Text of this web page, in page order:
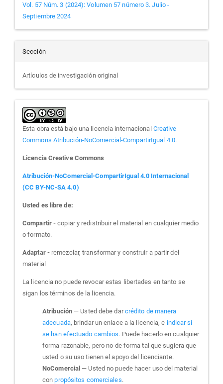
Vol. 57 Núm. 3 (2024): Volumen 57 número 3. Julio -
Septiembre 2024
Sección
Artículos de investigación original
Esta obra está bajo una licencia internacional Creative
Commons Atribución-NoComercial-CompartirIgual 4.0.
Licencia Creative Commons
Atribución-NoComercial-CompartirIgual 4.0 Internacional
(CC BY-NC-SA 4.0)
Usted es libre de:
Compartir -copiar y redistribuir el material en cualquier medio
o formato.
Adaptar -remezclar, transformar y construir a partir del
material
La licencia no puede revocar estas libertades en tanto se
sigan los términos de la licencia.
Atribución — Usted debe darcrédito de manera
adecuada, brindar un enlace a la licencia, e indicar si
se han efectuado cambios. Puede hacerlo en cualquier
forma razonable, pero no de forma tal que sugiera que
usted o su uso tienen el apoyo del licenciante.
NoComercial — Usted no puede hacer uso del material
conpropósitos comerciales.